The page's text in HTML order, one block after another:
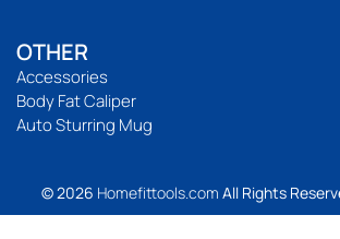
OTHER
Accessories
Body Fat Caliper
Auto Sturring Mug
© 2026 Homefittools.com All Rights